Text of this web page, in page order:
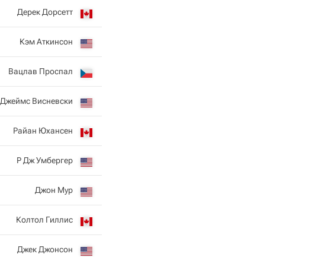
Дерек Дорсетт
Кэм Аткинсон
Вацлав Проспал
Джеймс Висневски
Райан Юхансен
Р Дж Умбергер
Джон Мур
Колтол Гиллис
Джек Джонсон